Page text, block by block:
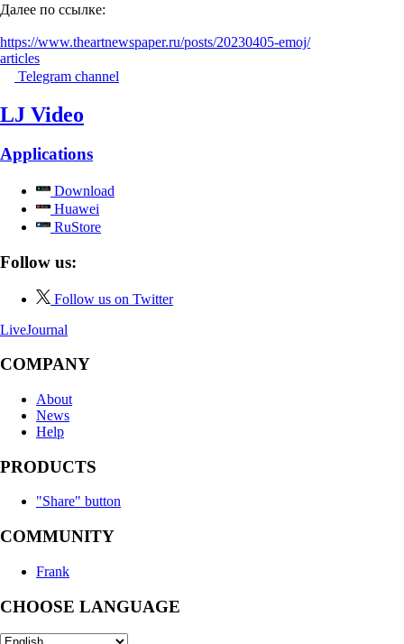
Далее по ссылке:
https://www.theartnewspaper.ru/posts/20230405-emoj/
articles
Telegram channel
LJ Video
Applications
Download
Huawei
RuStore
Follow us:
Follow us on Twitter
LiveJournal
COMPANY
About
News
Help
PRODUCTS
"Share" button
COMMUNITY
Frank
CHOOSE LANGUAGE